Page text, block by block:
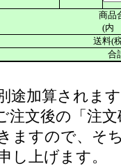
商品
(内
送料(
合
途加算されま
注文後の「注
ますので、そ
し上げます。